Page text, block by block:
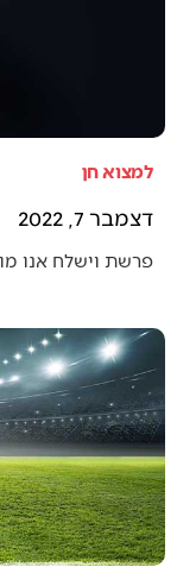
למצוא חן
דצמבר 7, 2022
פרשת וישלח אנו